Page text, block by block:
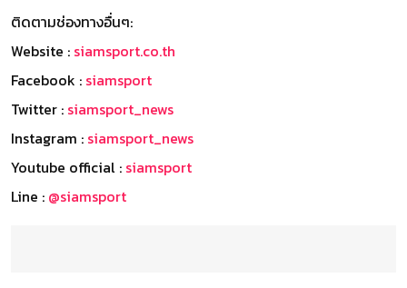
ติดตามช่องทางอื่นๆ:
Website : siamsport.co.th
Facebook : siamsport
Twitter : siamsport_news
Instagram : siamsport_news
Youtube official : siamsport
Line : @siamsport